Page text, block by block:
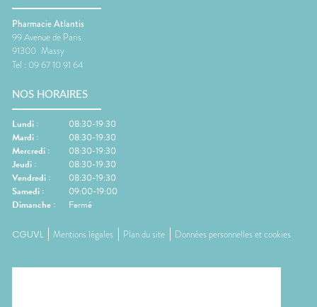
Pharmacie Atlantis
99 Avenue de Paris
91300 Massy
Tel : 09 67 10 91 64
NOS HORAIRES
Lundi :
08:30-19:30
Mardi :
08:30-19:30
Mercredi :
08:30-19:30
Jeudi :
08:30-19:30
Vendredi :
08:30-19:30
Samedi :
09:00-19:00
Dimanche : Fermé
CGUVL Mentions légales Plan du site Données personnelles et cookies